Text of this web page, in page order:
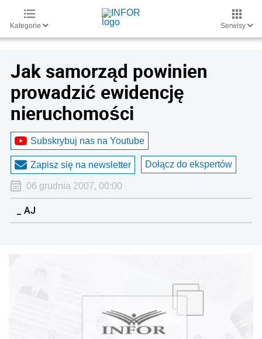
Kategorie Serwisy
Jak samorząd powinien
prowadzić ewidencję
nieruchomości
Subskrybuj nas na Youtube
Zapisz się na newsletter Dołącz do ekspertów
06 grudnia 2007, 00:00
_ AJ